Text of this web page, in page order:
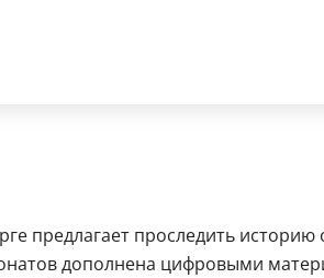
предлагает проследить историю
дополнена цифровыми